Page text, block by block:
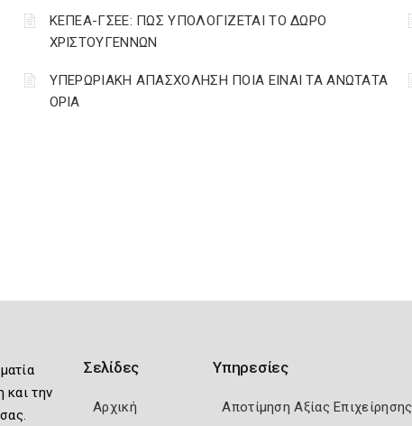
ΚΕΠΕΑ-ΓΣΕΕ: ΠΩΣ ΥΠΟΛΟΓΙΖΕΤΑΙ ΤΟ ΔΩΡΟ
ΧΡΙΣΤΟΥΓΕΝΝΩΝ
ΥΠΕΡΩΡΙΑΚΗ ΑΠΑΣΧΟΛΗΣΗ ΠΟΙΑ ΕΙΝΑΙ ΤΑ ΑΝΩΤΑΤΑ
ΟΡΙΑ
την
Σελίδες
Αρχική
Υπηρεσίες
Αποτίμηση Αξίας Επιχείρησης